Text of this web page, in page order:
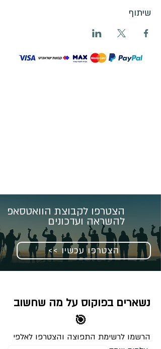
שיתוף
הצטרפו לקבוצת הוואטסאפ
להשראה ועדכונים
<< הצטרפו עכשיו
🎯